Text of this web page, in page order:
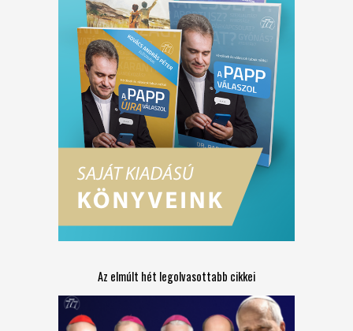
Az elmúlt hét legolvasottabb cikkei